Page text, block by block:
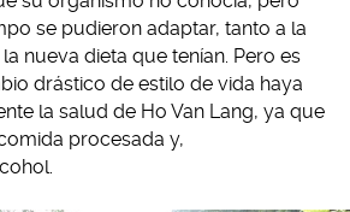
se pudieron adaptar, tanto a la
nueva dieta que tenían. Pero es
drástico de estilo de vida haya
la salud de Ho Van Lang, ya que
procesada y,